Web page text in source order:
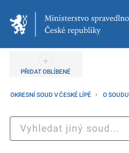
PŘIDAT OBLÍBENÉ
OKRESNÍ SOUD V ČESKÉ LÍPĚ O SOUDU